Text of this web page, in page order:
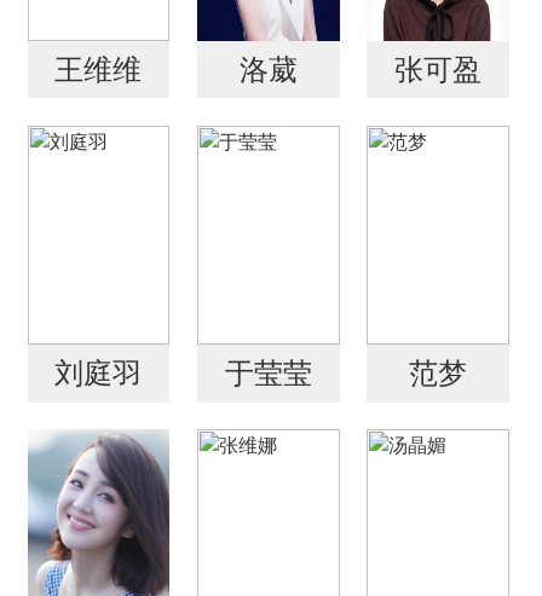
王维维 洛葳 张可盈
刘庭羽 于莹莹 范梦